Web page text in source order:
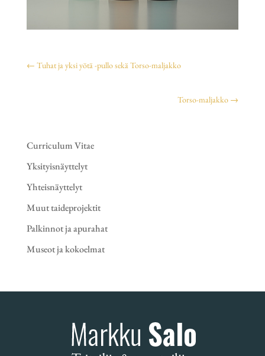
← Tuhat ja yksi yötä -pullo sekä Torso-maljakko
Torso-maljakko →
Curriculum Vitae
Yksityisnäyttelyt
Yhteisnäyttelyt
Muut taideprojektit
Palkinnot ja apurahat
Museot ja kokoelmat